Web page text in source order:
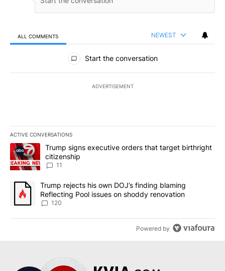
ALL COMMENTS NEWEST
All Comments
Start the conversation
ADVERTISEMENT
ACTIVE CONVERSATIONS
The following is a list of the most commented articles in the last
A trending article titled "Trump signs executive orders that
Trump signs executive orders that target birthright
citizenship
11
A trending article titled "Trump rejects his own DOJ’s finding
Trump rejects his own DOJ’s finding blaming
Reflecting Pool issues on shoddy renovation
120
Powered by